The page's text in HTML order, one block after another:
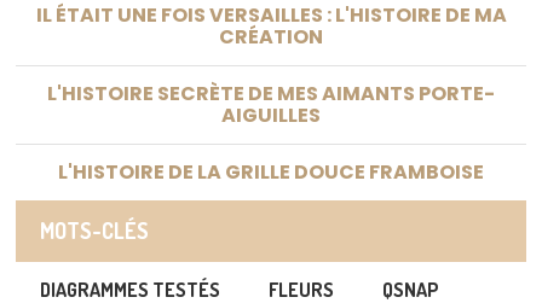
IL ÉTAIT UNE FOIS VERSAILLES : L'HISTOIRE DE MA
CRÉATION
L'HISTOIRE SECRÈTE DE MES AIMANTS PORTE-
AIGUILLES
L'HISTOIRE DE LA GRILLE DOUCE FRAMBOISE
MOTS-CLÉS
DIAGRAMMES TESTÉS FLEURS QSNAP